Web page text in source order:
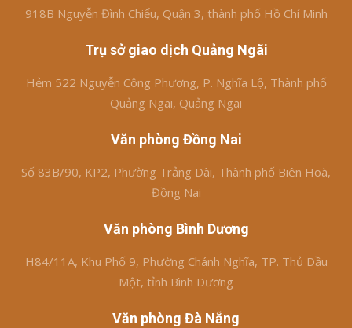
918B Nguyễn Đình Chiểu, Quận 3, thành phố Hồ Chí Minh
Trụ sở giao dịch Quảng Ngãi
Hẻm 522 Nguyễn Công Phương, P. Nghĩa Lộ, Thành phố
Quảng Ngãi, Quảng Ngãi
Văn phòng Đồng Nai
Số 83B/90, KP2, Phường Trảng Dài, Thành phố Biên Hoà,
Đồng Nai
Văn phòng Bình Dương
H84/11A, Khu Phố 9, Phường Chánh Nghĩa, TP. Thủ Dầu
Một, tỉnh Bình Dương
Văn phòng Đà Nẵng